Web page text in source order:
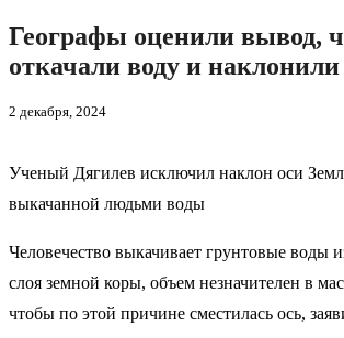
Географы оценили вывод,
откачали воду и
2 декабря, 2024
Ученый Дягилев исключил наклон оси
выкачанной людьми воды
Человечество выкачивает грунтовые воды
слоя земной коры, объем незначителен в
чтобы по этой причине сместилась ось,